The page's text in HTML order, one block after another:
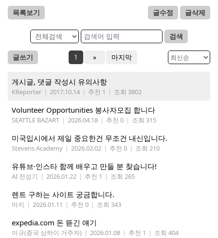
목록보기 글수정 글삭제
검색
글쓰기 1 » 마지막
게시글, 댓글 작성시 유의사항
KReporter | 2017.10.14 | 추천 1 | 조회 3802
Volunteer Opportunities 봉사자모집 합니다
SEATTLE BAZART | 2026.04.18 | 추천 0 | 조회 315
미국입시에서 제일 중요한건 무조건 내신입니다.
Stevens Academy | 2026.02.02 | 추천 0 | 조회 210
유튜브·인스타 함께 배우고 만들 분 찾습니다!
AI 전성기 | 2026.01.22 | 추천 1 | 조회 265
렌트 구하는 사이트 궁금합니다.
마지 | 2026.01.11 | 추천 0 | 조회 343
expedia.com 돈 뜯긴 얘기
이규(중국 상하이 거주자) | 2026.01.08 | 추천 1 | 조회 404